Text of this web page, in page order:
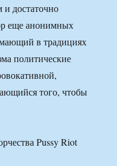
достаточно
еще анонимных
в традициях
политические
того, чтобы
Pussy Riot